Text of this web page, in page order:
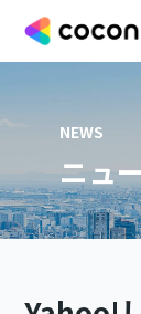
NEWS
ニュ